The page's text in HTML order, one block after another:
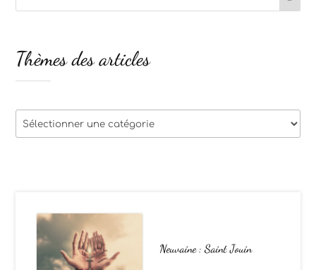
Neuvaine : Saint Jouin
Thèmes des articles
Thèmes
des